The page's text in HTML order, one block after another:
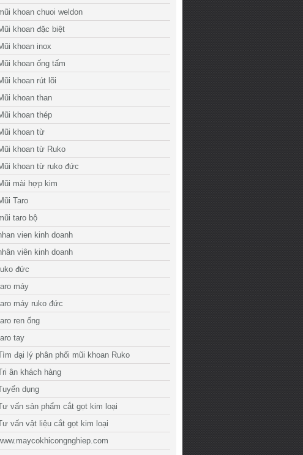
khoan chuoi weldon
khoan đặc biệt
khoan inox
khoan ống tấm
khoan rút lõi
khoan than
khoan thép
khoan từ
khoan từ Ruko
khoan từ ruko đức
mài hợp kim
Taro
taro bộ
vien kinh doanh
viên kinh doanh
đức
máy
máy ruko đức
ren ống
tay
đại lý phân phối mũi khoan Ruko
ân khách hàng
dụng
vấn sản phẩm cắt gọt kim loại
vấn vật liệu cắt gọt kim loại